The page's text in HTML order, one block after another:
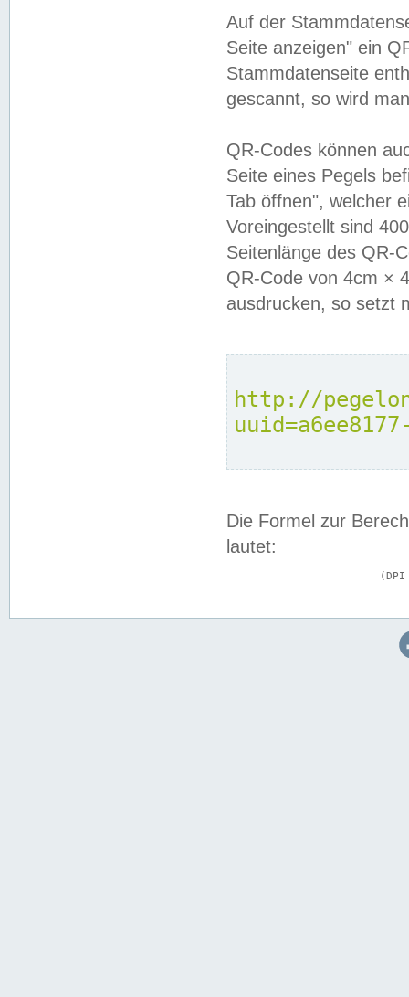
Auf der
Seite anzeigen" ein
Stammdatenseite
gescannt, so wird
QR-Codes können
Seite eines Pegels
Tab öffnen", welcher
Voreingestellt sind
Seitenlänge des QR-
QR-Code von 4cm ×
ausdrucken, so setzt
http://
Die Formel zur
lautet: